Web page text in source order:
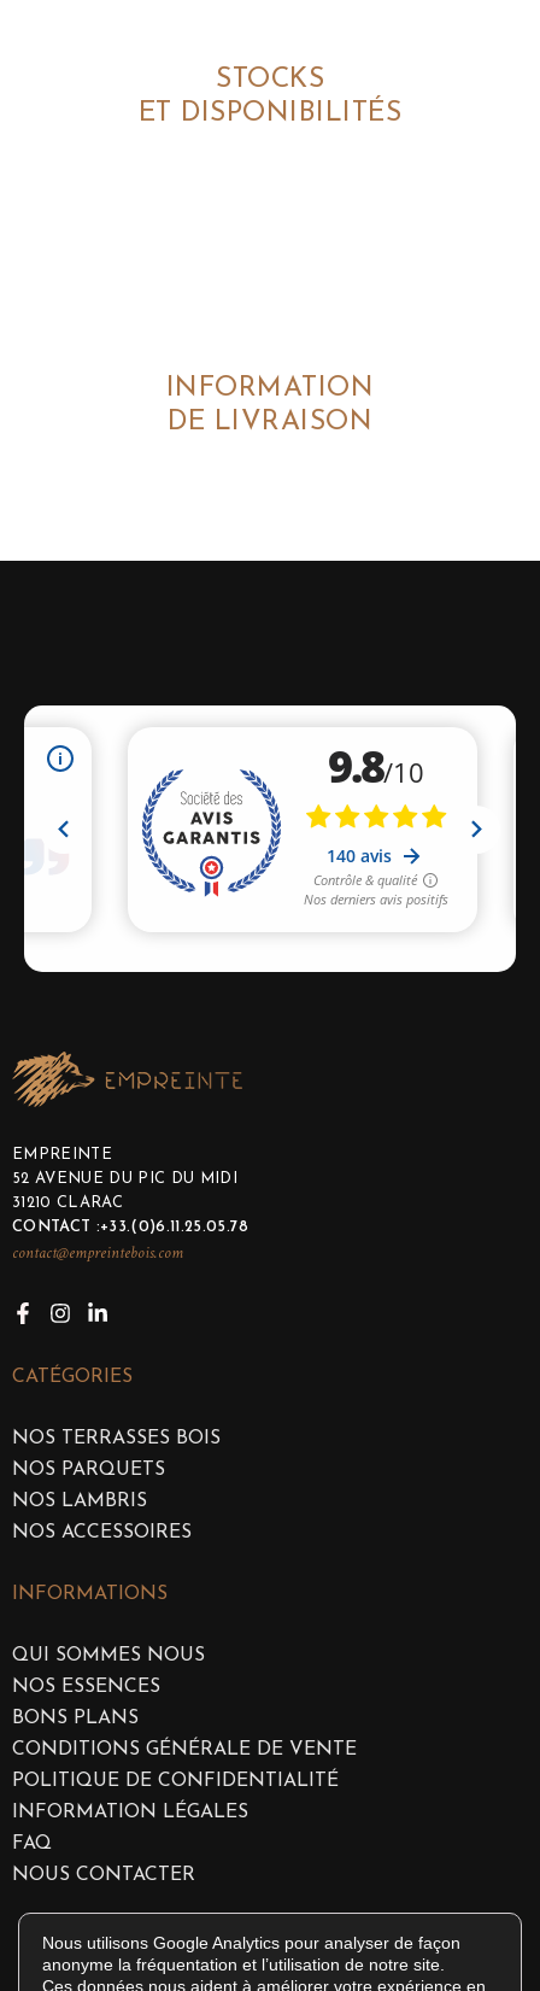
STOCKS
ET DISPONIBILITÉS
INFORMATION
DE LIVRAISON
EMPREINTE
52 AVENUE DU PIC DU MIDI
31210 CLARAC
CONTACT :+33.(0)6.11.25.05.78
contact@empreintebois.com
CATÉGORIES
NOS TERRASSES BOIS
NOS PARQUETS
NOS LAMBRIS
NOS ACCESSOIRES
INFORMATIONS
QUI SOMMES NOUS
NOS ESSENCES
BONS PLANS
CONDITIONS GÉNÉRALE DE VENTE
POLITIQUE DE CONFIDENTIALITÉ
INFORMATION LÉGALES
FAQ
NOUS CONTACTER
Nous utilisons Google Analytics pour analyser de façon
anonyme la fréquentation et l’utilisation de notre site.
Ces données nous aident à améliorer votre expérience en